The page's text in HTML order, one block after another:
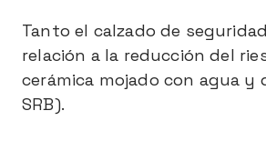
Tanto el calzado de
relación a la reducción del
cerámica mojado con agua y
SRB).